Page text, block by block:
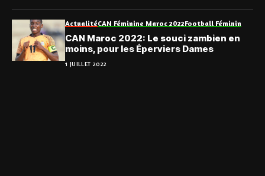
ActualitéCAN Féminine Maroc 2022Football Féminin
CAN Maroc 2022: Le souci zambien en
moins, pour les Éperviers Dames
1 JUILLET 2022